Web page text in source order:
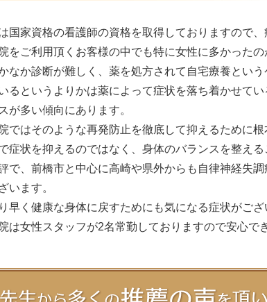
国家資格の看護師の資格を取得しておりますので、
をご利用頂くお客様の中でも特に女性に多かった
なか診断が難しく、薬を処方されて自宅療養とい
るというよりかは薬によって症状を落ち着かせて
が多い傾向にあります。
ではそのような再発防止を徹底して抑えるために
症状を抑えるのではなく、身体のバランスを整え
で、前橋市と中心に高崎や県外からも自律神経失
います。
早く健康な身体に戻すためにも気になる症状がご
は女性スタッフが2名常勤しておりますので安心で